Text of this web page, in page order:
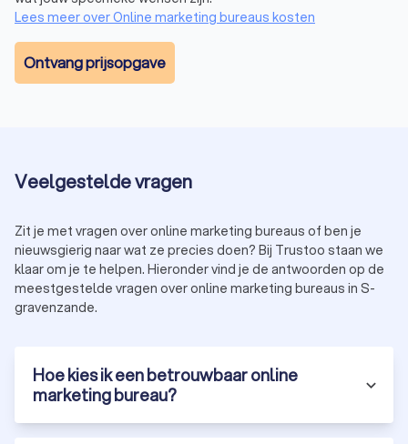
Lees meer over Online marketing bureaus kosten
Ontvang prijsopgave
Veelgestelde vragen
Zit je met vragen over online marketing bureaus of ben je
nieuwsgierig naar wat ze precies doen? Bij Trustoo staan we
klaar om je te helpen. Hieronder vind je de antwoorden op de
meestgestelde vragen over online marketing bureaus in S-
gravenzande.
Hoe kies ik een betrouwbaar online
marketing bureau?